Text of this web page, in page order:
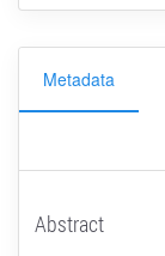
Metadata
Abstract